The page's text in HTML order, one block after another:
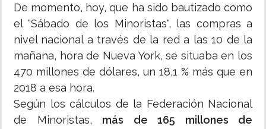
De momento, hoy, que ha sido bautizado como
el "Sábado de los Minoristas", las compras a
nivel nacional a través de la red a las 10 de la
mañana, hora de Nueva York, se situaba en los
470 millones de dólares, un 18,1 % más que en
2018 a esa hora.
Según los cálculos de la Federación Nacional
de Minoristas, más de 165 millones de